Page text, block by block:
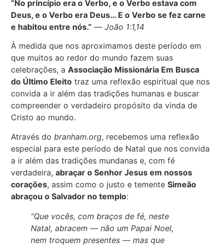
“No princípio era o Verbo, e o Verbo estava com
Deus, e o Verbo era Deus… E o Verbo se fez carne
e habitou entre nós.” —João 1:1,14
À medida que nos aproximamos deste período em
que muitos ao redor do mundo fazem suas
celebrações, aAssociação Missionária Em Busca
do Último Eleito traz uma reflexão espiritual que nos
convida a ir além das tradições humanas e buscar
compreender o verdadeiro propósito da vinda de
Cristo ao mundo.
Através do branham.org, recebemos uma reflexão
especial para este período de Natal que nos convida
a ir além das tradições mundanas e, com fé
verdadeira,abraçar o Senhor Jesus em nossos
corações, assim como o justo e tementeSimeão
abraçou o Salvador no templo:
“Que vocês, com braços de fé, neste
Natal, abracem — não um Papai Noel,
nem troquem presentes — mas que